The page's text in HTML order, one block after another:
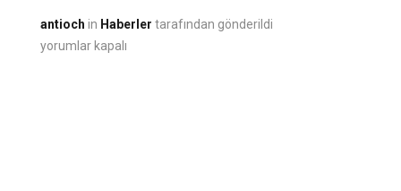
antioch in Haberler tarafından gönderildi
Web Sitemiz Yenilendi! | Didim’de Yeni Nesil Konaklama
yorumlar kapalı